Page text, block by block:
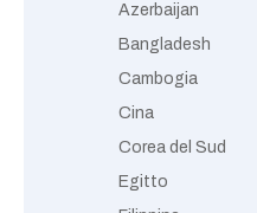
Azerbaijan
Bangladesh
Cambogia
Cina
Corea del Sud
Egitto